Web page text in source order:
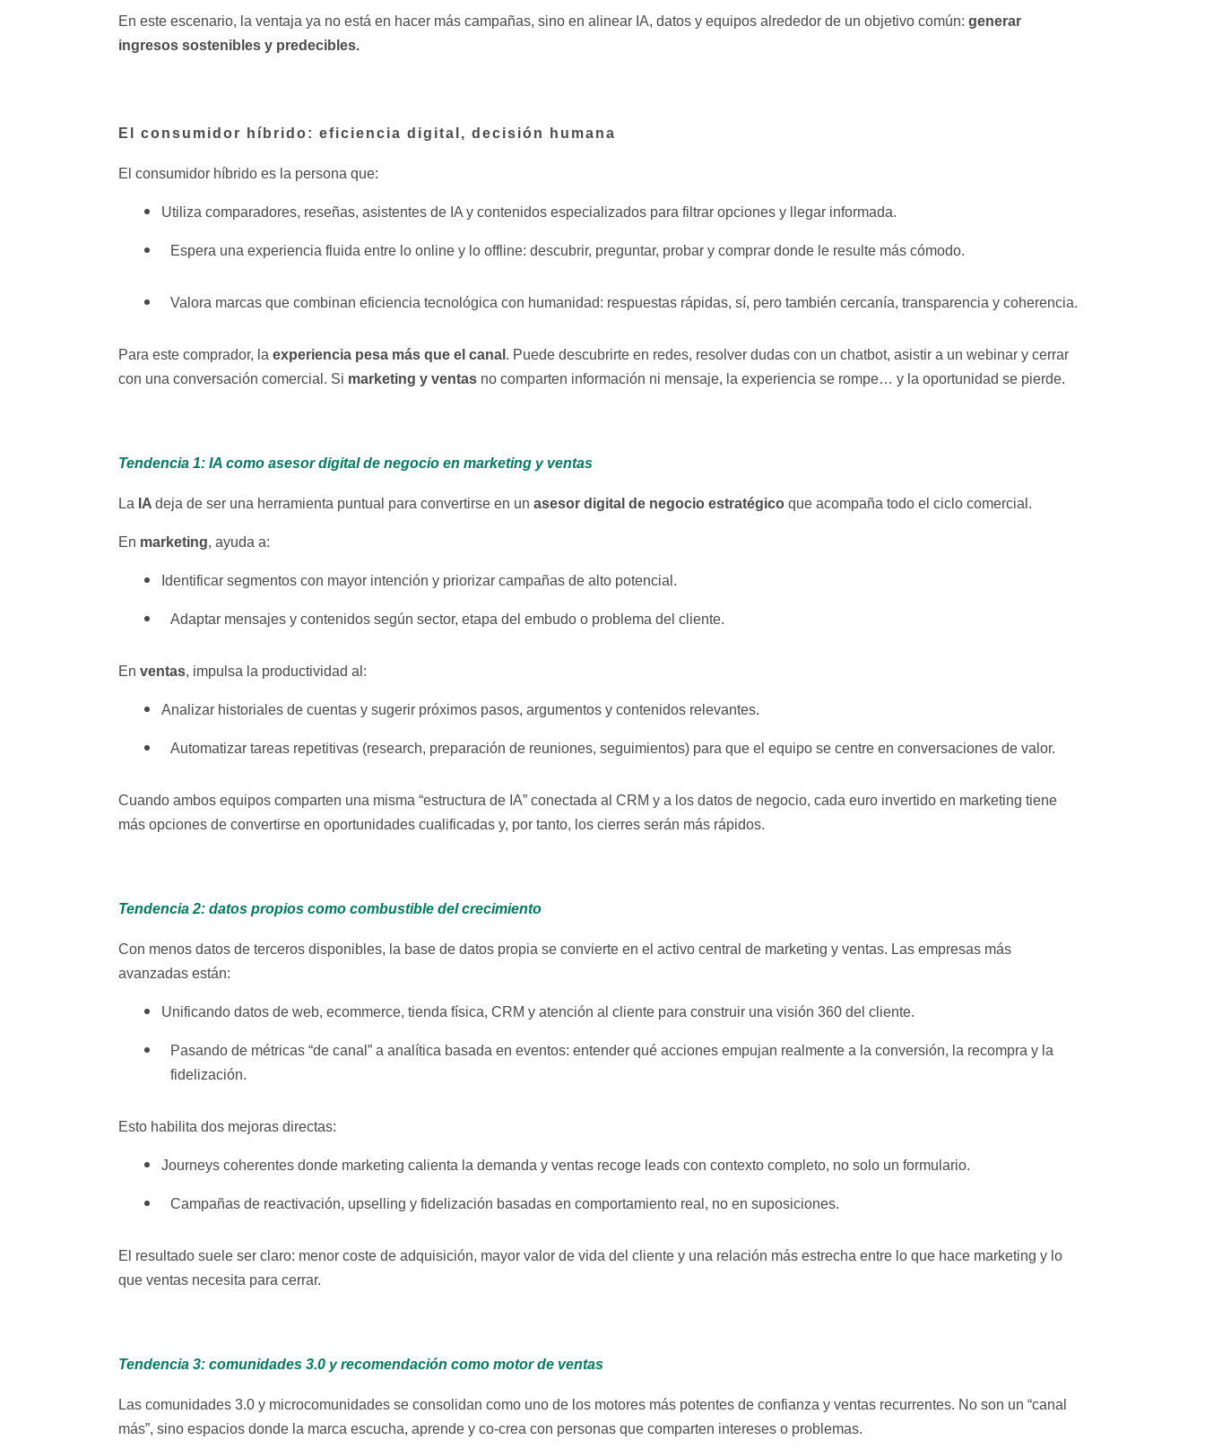
En este escenario, la ventaja ya no está en hacer más campañas, sino en alinear IA, datos y equipos alrededor de un objetivo común: generar
ingresos sostenibles y predecibles.
El consumidor híbrido: eficiencia digital, decisión humana
El consumidor híbrido es la persona que:
Utiliza comparadores, reseñas, asistentes de IA y contenidos especializados para filtrar opciones y llegar informada.
Espera una experiencia fluida entre lo online y lo offline: descubrir, preguntar, probar y comprar donde le resulte más cómodo.
Valora marcas que combinan eficiencia tecnológica con humanidad: respuestas rápidas, sí, pero también cercanía, transparencia y coherencia.
Para este comprador, la experiencia pesa más que el canal. Puede descubrirte en redes, resolver dudas con un chatbot, asistir a un webinar y cerrar
con una conversación comercial. Si marketing y ventas no comparten información ni mensaje, la experiencia se rompe… y la oportunidad se pierde.
Tendencia 1: IA como asesor digital de negocio en marketing y ventas
La IA deja de ser una herramienta puntual para convertirse en un asesor digital de negocio estratégico que acompaña todo el ciclo comercial.
En marketing, ayuda a:
Identificar segmentos con mayor intención y priorizar campañas de alto potencial.
Adaptar mensajes y contenidos según sector, etapa del embudo o problema del cliente.
En ventas, impulsa la productividad al:
Analizar historiales de cuentas y sugerir próximos pasos, argumentos y contenidos relevantes.
Automatizar tareas repetitivas (research, preparación de reuniones, seguimientos) para que el equipo se centre en conversaciones de valor.
Cuando ambos equipos comparten una misma “estructura de IA” conectada al CRM y a los datos de negocio, cada euro invertido en marketing tiene
más opciones de convertirse en oportunidades cualificadas y, por tanto, los cierres serán más rápidos.
Tendencia 2: datos propios como combustible del crecimiento
Con menos datos de terceros disponibles, la base de datos propia se convierte en el activo central de marketing y ventas. Las empresas más
avanzadas están:
Unificando datos de web, ecommerce, tienda física, CRM y atención al cliente para construir una visión 360 del cliente.
Pasando de métricas “de canal” a analítica basada en eventos: entender qué acciones empujan realmente a la conversión, la recompra y la
fidelización.
Esto habilita dos mejoras directas:
Journeys coherentes donde marketing calienta la demanda y ventas recoge leads con contexto completo, no solo un formulario.
Campañas de reactivación, upselling y fidelización basadas en comportamiento real, no en suposiciones.
El resultado suele ser claro: menor coste de adquisición, mayor valor de vida del cliente y una relación más estrecha entre lo que hace marketing y lo
que ventas necesita para cerrar.
Tendencia 3: comunidades 3.0 y recomendación como motor de ventas
Las comunidades 3.0 y microcomunidades se consolidan como uno de los motores más potentes de confianza y ventas recurrentes. No son un “canal
más”, sino espacios donde la marca escucha, aprende y co-crea con personas que comparten intereses o problemas.